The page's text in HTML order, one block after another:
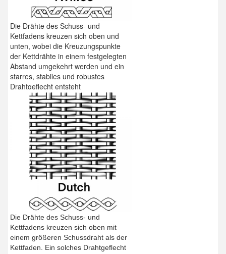
Die Drähte des Schuss- und
Kettfadens kreuzen sich oben und
unten, wobei die Kreuzungspunkte
der Kettdrähte in einem festgelegten
Abstand umgekehrt werden und ein
starres, stabiles und robustes
Drahtgeflecht entsteht
Die Drähte des Schuss- und
Kettfadens kreuzen sich oben mit
einem größeren Schussdraht als der
Kettfaden. Ein solches Drahtgeflecht